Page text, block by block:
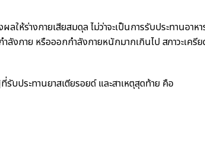
ร่างกายเสียสมดุล ไม่ว่าจะเป็นการรับประทานอาหา
ลังกาย หรือออกกำลังกายหนักมากเกินไป สภาวะเครี
ประทานยาสเตียรอยด์ และสาเหตุสุดท้าย คือ